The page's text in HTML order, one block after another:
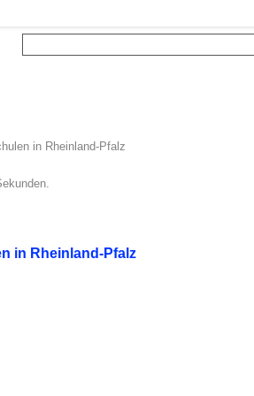
in Rheinland-Pfalz
in Rheinland-Pfalz